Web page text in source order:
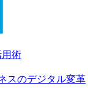
術
スのデジタル変革